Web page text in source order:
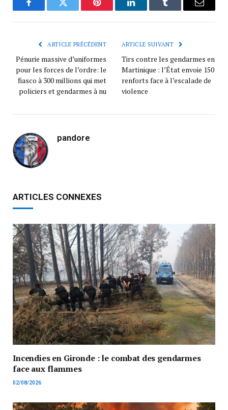
FacebookTwitter Pinterest LinkedInTumblr
ARTICLE PRÉCÉDENT
Pénurie massive d’uniformes
pour les forces de l’ordre: le
fiasco à 300 millions qui met
policiers et gendarmes à nu
ARTICLE SUIVANT
Tirs contre les gendarmes en
Martinique : l’État envoie 150
renforts face à l’escalade de
violence
pandore
ARTICLES CONNEXES
Incendies en Gironde : le combat des gendarmes
face aux flammes
02/08/2026